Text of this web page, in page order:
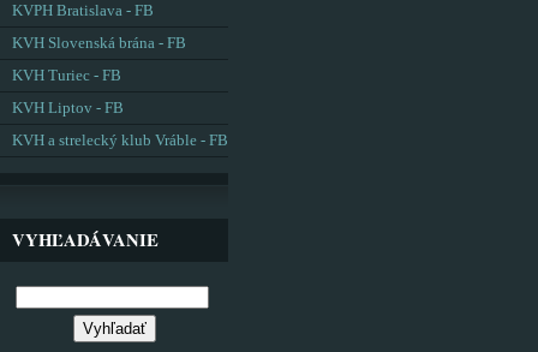
KVPH Bratislava - FB
KVH Slovenská brána - FB
KVH Turiec - FB
KVH Liptov - FB
KVH a strelecký klub Vráble - FB
VYHĽADÁVANIE